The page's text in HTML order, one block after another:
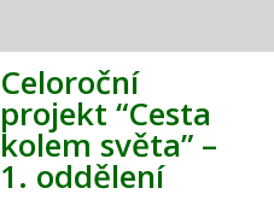
Celoroční
projekt “Cesta
kolem světa” –
1. oddělení